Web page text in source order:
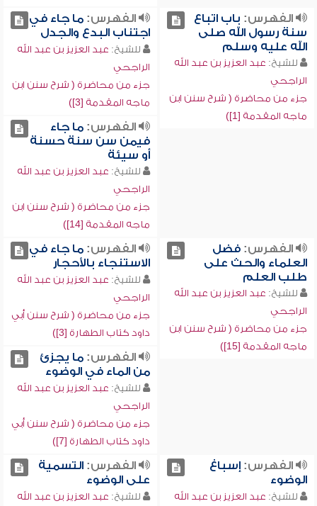
الفهرس: باب اتباع
سنة رسول الله صلى
الله عليه وسلم
للشيخ: عبد العزيز بن عبد الله
الراجحي
جزء من محاضرة ( شرح سنن ابن
ماجه المقدمة [1])
الفهرس:ما جاء في
اجتناب البدع والجدل
للشيخ: عبد العزيز بن عبد الله
الراجحي
جزء من محاضرة ( شرح سنن ابن
ماجه المقدمة [3])
الفهرس:ما جاء
فيمن سن سنة حسنة
أو سيئة
للشيخ: عبد العزيز بن عبد الله
الراجحي
جزء من محاضرة ( شرح سنن ابن
ماجه المقدمة [14])
الفهرس:فضل
العلماء والحث على
طلب العلم
للشيخ: عبد العزيز بن عبد الله
الراجحي
جزء من محاضرة ( شرح سنن ابن
ماجه المقدمة [15])
الفهرس:ما جاء في
الاستنجاء بالأحجار
للشيخ: عبد العزيز بن عبد الله
الراجحي
جزء من محاضرة ( شرح سنن أبي
داود كتاب الطهارة [3])
الفهرس:ما يجزئ
من الماء في الوضوء
للشيخ: عبد العزيز بن عبد الله
الراجحي
جزء من محاضرة ( شرح سنن أبي
داود كتاب الطهارة [7])
الفهرس:إسباغ
الوضوء
للشيخ: عبد العزيز بن عبد الله
الفهرس:التسمية
على الوضوء
للشيخ: عبد العزيز بن عبد الله